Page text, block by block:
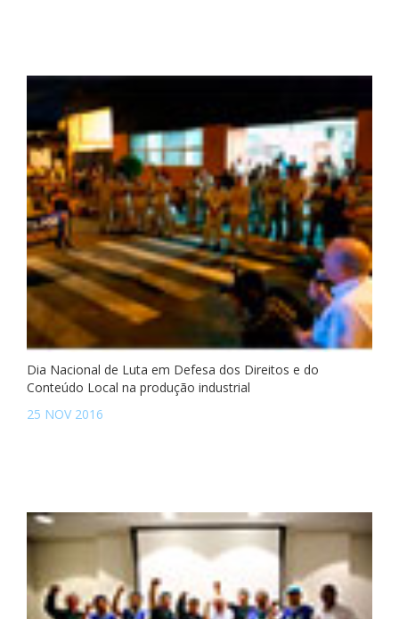
Dia Nacional de Luta em Defesa dos Direitos e do
Conteúdo Local na produção industrial
25 NOV 2016